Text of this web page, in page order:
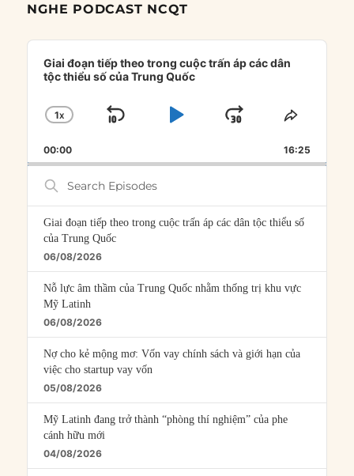
NGHE PODCAST NCQT
Audio
Player
Giai đoạn tiếp theo trong cuộc trấn áp các dân
tộc thiểu số của Trung Quốc
CHANGE
RATE
1X
SKIP
PLAYJUMP
FORWARD
SHARE
00:00 16:25
Search
Episodes
Giai đoạn tiếp theo trong cuộc trấn áp các dân tộc thiểu số
của Trung Quốc
06/08/2026
Nỗ lực âm thầm của Trung Quốc nhằm thống trị khu vực
Mỹ Latinh
06/08/2026
Nợ cho kẻ mộng mơ: Vốn vay chính sách và giới hạn của
việc cho startup vay vốn
05/08/2026
Mỹ Latinh đang trở thành “phòng thí nghiệm” của phe
cánh hữu mới
04/08/2026